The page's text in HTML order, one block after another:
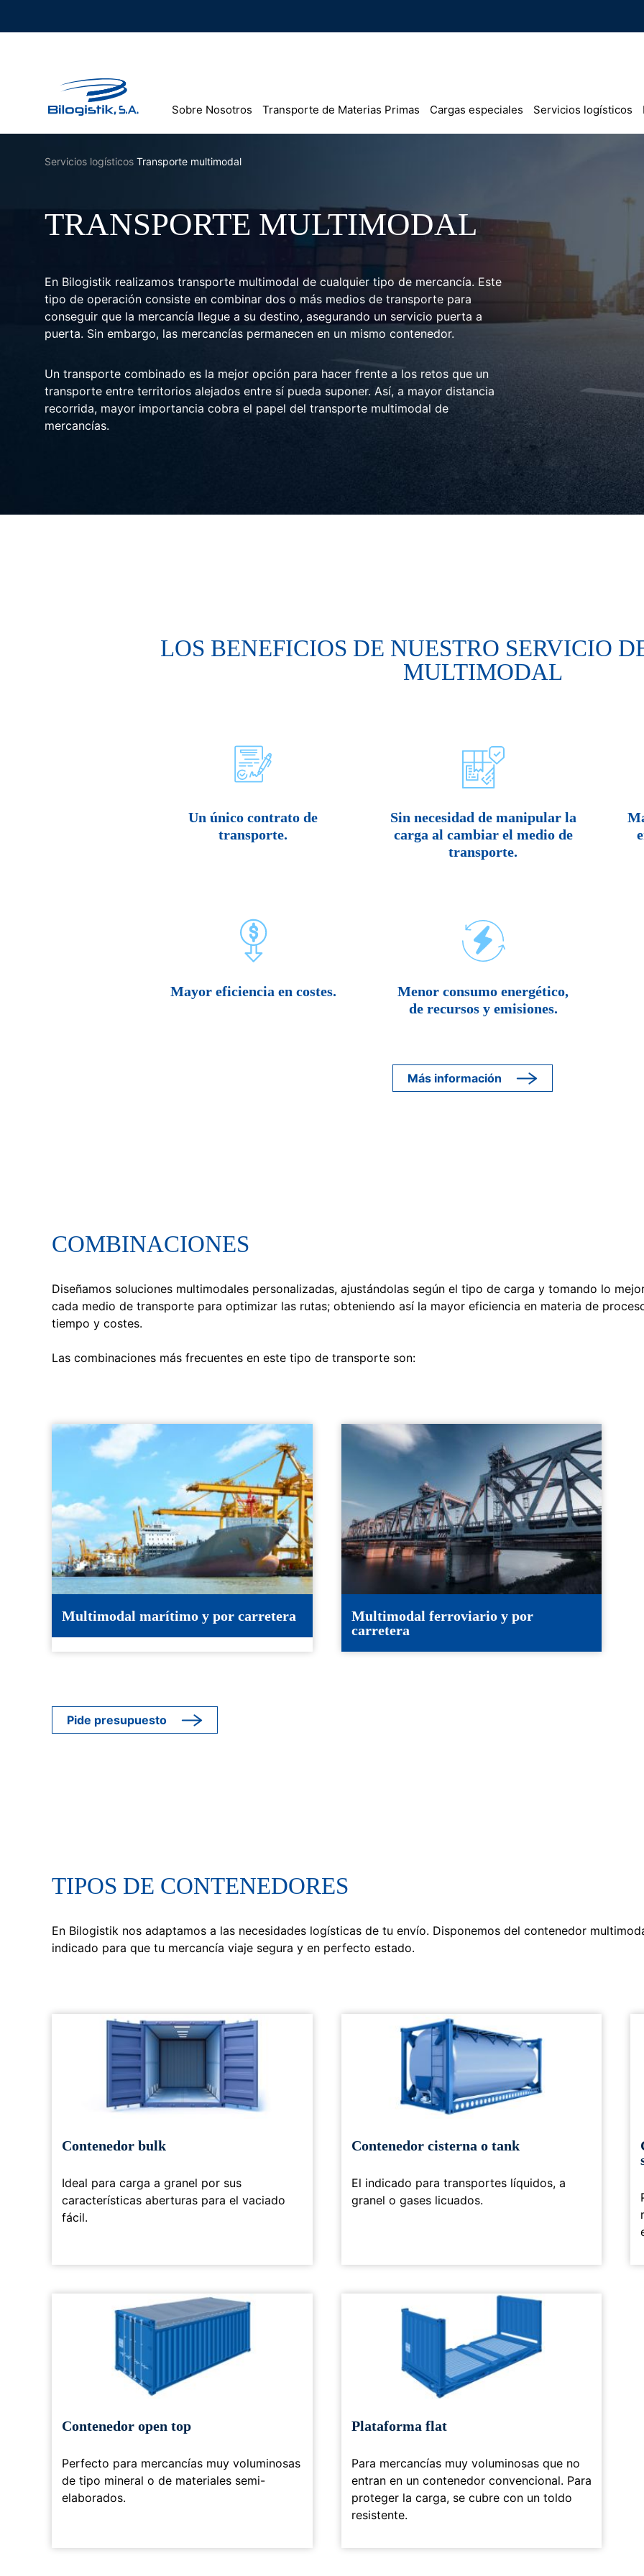
Sobre Nosotros Transporte de Materias Primas Cargas especiales Servicios logísticos
Servicios logísticos Transporte multimodal
TRANSPORTE MULTIMODAL
En Bilogistik realizamos transporte multimodal de cualquier tipo de mercancía. Este
tipo de operación consiste en combinar dos o más medios de transporte para
conseguir que la mercancía llegue a su destino, asegurando un servicio puerta a
puerta. Sin embargo, las mercancías permanecen en un mismo contenedor.
Un transporte combinado es la mejor opción para hacer frente a los retos que un
transporte entre territorios alejados entre sí pueda suponer. Así, a mayor distancia
recorrida, mayor importancia cobra el papel del transporte multimodal de
mercancías.
LOS BENEFICIOS DE NUESTRO SERVICIO
MULTIMODAL
Un único contrato de
transporte.
Sin necesidad de manipular la
carga al cambiar el medio de
transporte.
Mayor eficiencia en costes.
Menor consumo energético,
de recursos y emisiones.
Más información
COMBINACIONES
Diseñamos soluciones multimodales personalizadas, ajustándolas según el tipo de carga y tomando lo
cada medio de transporte para optimizar las rutas; obteniendo así la mayor eficiencia en materia de
tiempo y costes.
Las combinaciones más frecuentes en este tipo de transporte son:
Multimodal marítimo y por carretera
Multimodal ferroviario y por
carretera
Pide presupuesto
TIPOS DE CONTENEDORES
En Bilogistik nos adaptamos a las necesidades logísticas de tu envío. Disponemos del contenedor
indicado para que tu mercancía viaje segura y en perfecto estado.
Contenedor bulk
Ideal para carga a granel por sus
características aberturas para el vaciado
fácil.
Contenedor cisterna o tank
El indicado para transportes líquidos, a
granel o gases licuados.
Contenedor open top
Perfecto para mercancías muy voluminosas
de tipo mineral o de materiales semi-
elaborados.
Plataforma flat
Para mercancías muy voluminosas que no
entran en un contenedor convencional. Para
proteger la carga, se cubre con un toldo
resistente.